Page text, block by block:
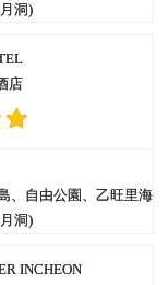
洞)
店
、自由公園、乙旺里海
洞)
INCHEON